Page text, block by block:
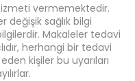
vermemektedir.
değişik sağlık bilgi
Makaleler tedavi
herhangi bir tedavi
kişiler bu uyarıları